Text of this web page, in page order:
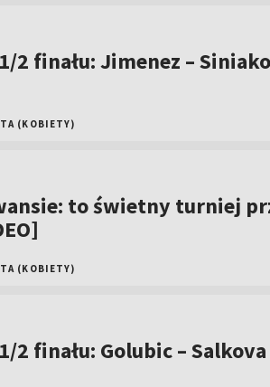
2 finału: Jimenez –
(KOBIETY)
to świetny turniej
(KOBIETY)
2 finału: Golubic – Salkova